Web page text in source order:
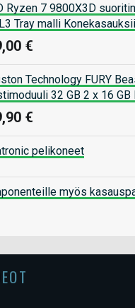
Ryzen 7 9800X3D
Tray malli
€
Technology FURY
32 GB 2 x 16 GB
€
pelikoneet
myös